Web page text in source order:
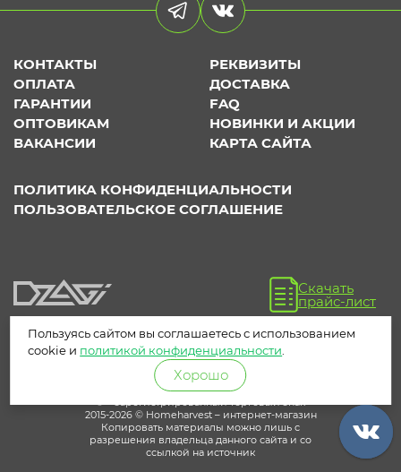
КОНТАКТЫ
РЕКВИЗИТЫ
ОПЛАТА
ДОСТАВКА
ГАРАНТИИ
FAQ
ОПТОВИКАМ
НОВИНКИ И АКЦИИ
ВАКАНСИИ
КАРТА САЙТА
ПОЛИТИКА КОНФИДЕНЦИАЛЬНОСТИ
ПОЛЬЗОВАТЕЛЬСКОЕ СОГЛАШЕНИЕ
Скачать
прайс-лист
® – зарегистрированный торговый знак
2015-2026 © Homeharvest – интернет-магазин
Копировать материалы можно лишь с
разрешения владельца данного сайта и со
ссылкой на источник
Пользуясь сайтом вы соглашаетесь с использованием
cookie и политикой конфиденциальности
Хорошо